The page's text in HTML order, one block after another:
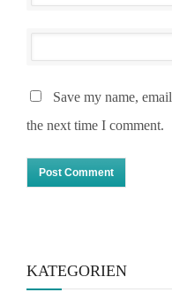
Save my name,
the next time I comment.
KATEGORIEN